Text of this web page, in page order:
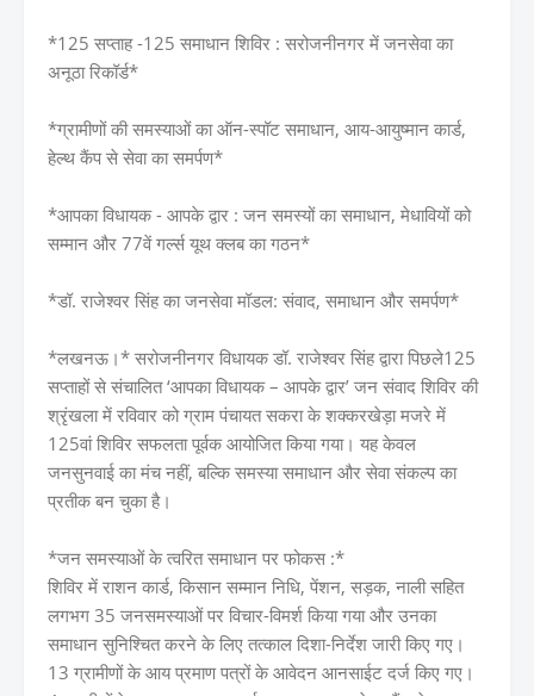
*125 सप्ताह -125 समाधान शिविर : सरोजनीनगर में जनसेवा का
अनूठा रिकॉर्ड*
*ग्रामीणों की समस्याओं का ऑन-स्पॉट समाधान, आय-आयुष्मान कार्ड,
हेल्थ कैंप से सेवा का समर्पण*
*आपका विधायक - आपके द्वार : जन समस्यों का समाधान, मेधावियों को
सम्मान और 77वें गर्ल्स यूथ क्लब का गठन*
*डॉ. राजेश्वर सिंह का जनसेवा मॉडल: संवाद, समाधान और समर्पण*
*लखनऊ।* सरोजनीनगर विधायक डॉ. राजेश्वर सिंह द्वारा पिछले125
सप्ताहों से संचालित ‘आपका विधायक – आपके द्वार’ जन संवाद शिविर की
श्रृंखला में रविवार को ग्राम पंचायत सकरा के शक्करखेड़ा मजरे में
125वां शिविर सफलता पूर्वक आयोजित किया गया। यह केवल
जनसुनवाई का मंच नहीं, बल्कि समस्या समाधान और सेवा संकल्प का
प्रतीक बन चुका है।
*जन समस्याओं के त्वरित समाधान पर फोकस :*
शिविर में राशन कार्ड, किसान सम्मान निधि, पेंशन, सड़क, नाली सहित
लगभग 35 जनसमस्याओं पर विचार-विमर्श किया गया और उनका
समाधान सुनिश्चित करने के लिए तत्काल दिशा-निर्देश जारी किए गए।
13 ग्रामीणों के आय प्रमाण पत्रों के आवेदन आनसाईट दर्ज किए गए।